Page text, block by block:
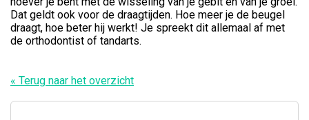
Dat geldt ook voor de draagtijden. Hoe meer je de beugel
draagt, hoe beter hij werkt! Je spreekt dit allemaal af met
de orthodontist of tandarts.
« Terug naar het overzicht